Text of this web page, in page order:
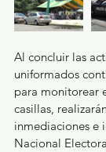
Al concluir las
uniformados
para monitorear
casillas,
inmediaciones e
Nacional